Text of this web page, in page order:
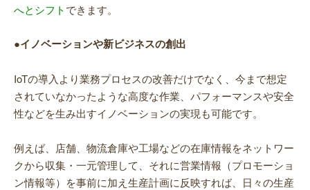
へとシフトできます。
●イノベーションや新ビジネスの創出
IoTの導入より業務プロセスの改善だけでなく、今まで想定
されていなかったような高度な作業、パフォーマンスや安全
性などを生み出すイノベーションの実現も可能です。
例えば、店舗、物流倉庫や工場などの在庫情報をネットワー
クから収集・一元管理して、それに営業情報（プロモーショ
ン情報等）を事前に加え生産計画に反映すれば、日々の生産